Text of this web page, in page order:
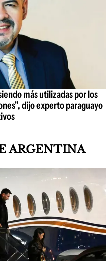
más utilizadas por los
dijo experto paraguayo
ARGENTINA